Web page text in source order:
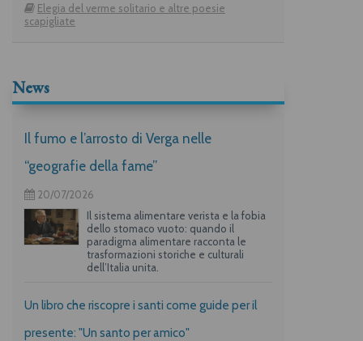
Elegia del verme solitario e altre poesie
scapigliate
News
Il fumo e l’arrosto di Verga nelle
“geografie della fame”
20/07/2026
Il sistema alimentare verista e la fobia
dello stomaco vuoto: quando il
paradigma alimentare racconta le
trasformazioni storiche e culturali
dell’Italia unita.
Un libro che riscopre i santi come guide per il
presente: "Un santo per amico"